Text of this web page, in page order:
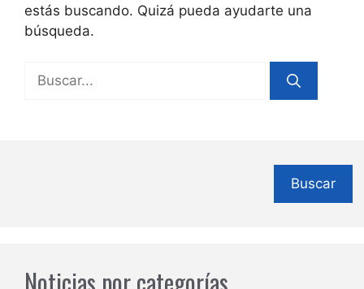
estás buscando. Quizá pueda ayudarte una
búsqueda.
Buscar:
Buscar